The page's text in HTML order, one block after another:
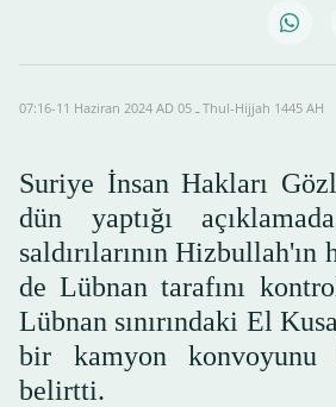
07:16-11 Haziran 2024 AD ـ 05 Thul-Hijjah 1445 AH
Suriye İnsan Hakları
dün yaptığı
saldırılarının Hizbullah'ın
de Lübnan tarafını
Lübnan sınırındaki El
bir kamyon konvoyunu
belirtti.